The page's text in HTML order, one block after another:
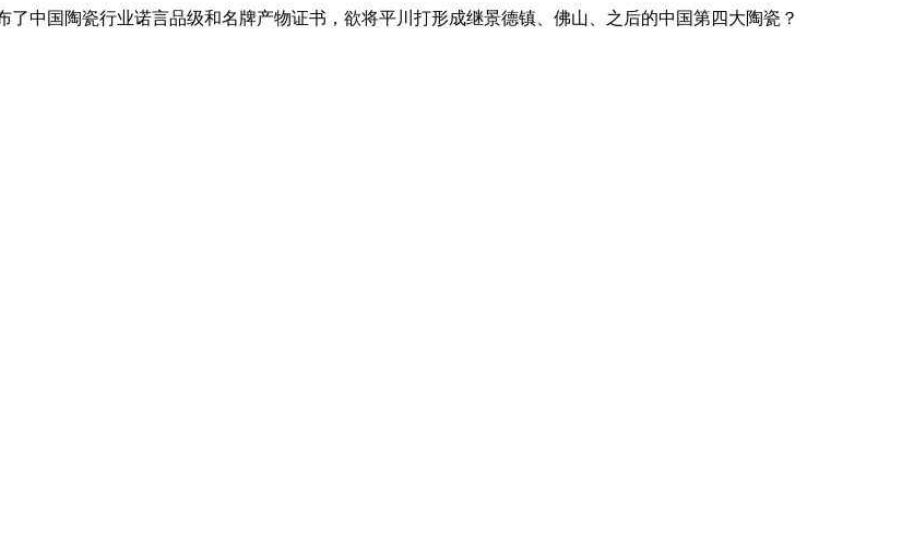
国陶瓷行业诺言品级和名牌产物证书，欲将平川打形成继景德镇、佛山、之后的中国第四大陶瓷？